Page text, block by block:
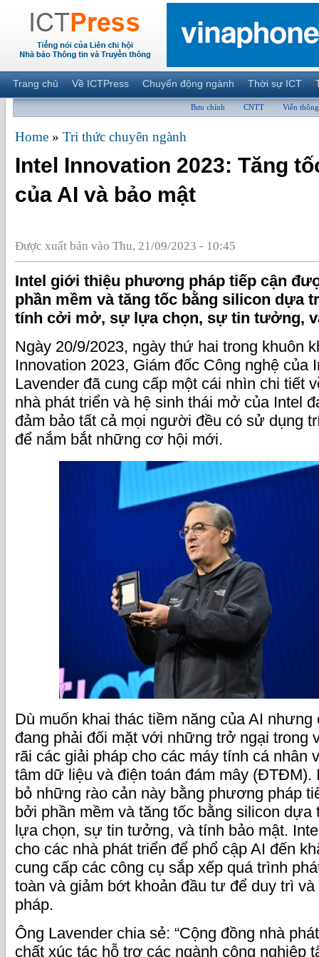
Trang chủ Về ICTPress Chuyển động ngành Thời sự ICT
Bưu chính CNTT Viễn thông
Home » Tri thức chuyên ngành
Intel Innovation 2023: Tăng
của AI và bảo mật
Được xuất bản vào Thu, 21/09/2023 - 10:45
Intel giới thiệu phương pháp tiếp cận
phần mềm và tăng tốc bằng silicon dựa
tính cởi mở, sự lựa chọn, sự tin tưởng,
Ngày 20/9/2023, ngày thứ hai trong khuôn
Innovation 2023, Giám đốc Công nghệ của
Lavender đã cung cấp một cái nhìn chi tiết
nhà phát triển và hệ sinh thái mở của Intel
đảm bảo tất cả mọi người đều có sử dụng
để nắm bắt những cơ hội mới.
Dù muốn khai thác tiềm năng của AI nhưng
đang phải đối mặt với những trở ngại trong
rãi các giải pháp cho các máy tính cá nhân
tâm dữ liệu và điện toán đám mây (ĐTĐM).
bỏ những rào cản này bằng phương pháp
bởi phần mềm và tăng tốc bằng silicon
lựa chọn, sự tin tưởng, và tính bảo mật.
cho các nhà phát triển để phổ cập AI đến
cung cấp các công cụ sắp xếp quá trình
toàn và giảm bớt khoản đầu tư để duy trì
pháp.
Ông Lavender chia sẻ: “Cộng đồng nhà
chất xúc tác hỗ trợ các ngành công nghiệp